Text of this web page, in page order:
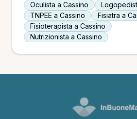
Oculista a Cassino
TNPEE a Cassino
Fisiatra a
Fisioterapista a Cassino
Nutrizionista a Cassino